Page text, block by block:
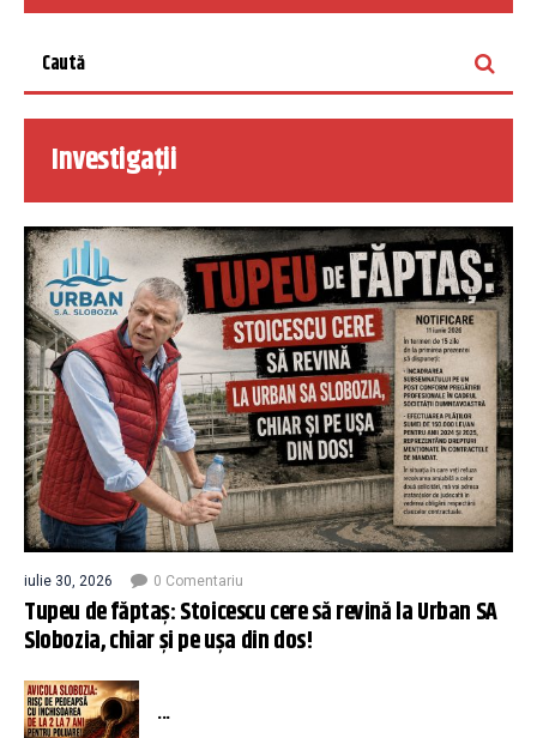
Investigații
iulie 30, 2026 0 Comentariu
Tupeu de făptaș: Stoicescu cere să revină la Urban SA
Slobozia, chiar și pe ușa din dos!
...